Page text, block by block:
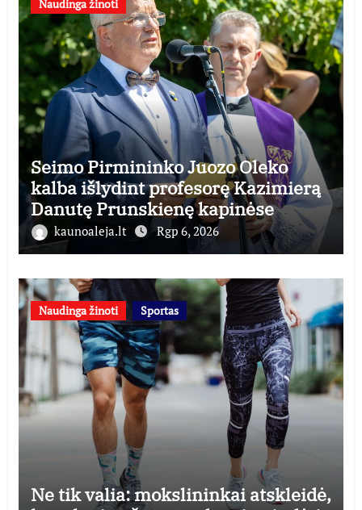
Naudinga žinoti
Seimo Pirmininko Juozo Oleko
kalba išlydint profesorę Kazimierą
Danutę Prunskienę kapinėse
kaunoaleja.lt Rgp 6, 2026
Naudinga žinoti Sportas
Ne tik valia: mokslininkai atskleidė,